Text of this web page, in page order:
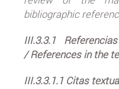
bibliographic
III.3.3.1
/ References in the
III.3.3.1.1 Citas